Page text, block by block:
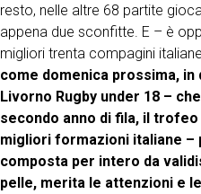
resto, nelle altre 68 partite
appena due sconfitte. E – è
migliori trenta compagini
come domenica prossima, in
Livorno Rugby under 18 –
secondo anno di fila, il
migliori formazioni italiane –
composta per intero da
pelle, merita le attenzioni e